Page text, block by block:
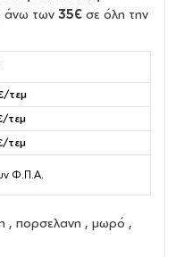
άνω των35€ σε όλη την
τεμ
τεμ
τεμ
Φ.Π.Α.
, πορσελανη , μωρό ,